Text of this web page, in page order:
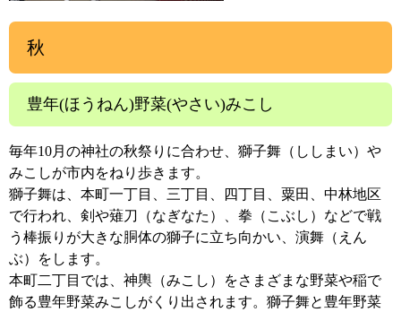
秋
豊年(ほうねん)野菜(やさい)みこし
毎年10月の神社の秋祭りに合わせ、獅子舞（ししまい）や
みこしが市内をねり歩きます。
獅子舞は、本町一丁目、三丁目、四丁目、粟田、中林地区
で行われ、剣や薙刀（なぎなた）、拳（こぶし）などで戦
う棒振りが大きな胴体の獅子に立ち向かい、演舞（えん
ぶ）をします。
本町二丁目では、神輿（みこし）をさまざまな野菜や稲で
飾る豊年野菜みこしがくり出されます。獅子舞と豊年野菜